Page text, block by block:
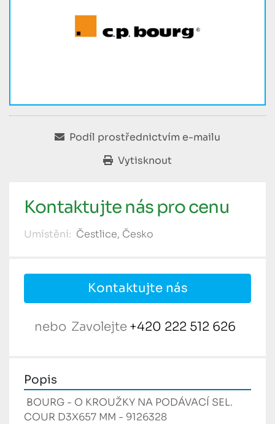
Podíl prostřednictvím e-mailu
Vytisknout
Kontaktujte nás pro cenu
Umístění: Čestlice, Česko
Kontaktujte nás
nebo Zavolejte +420 222 512 626
Popis
COUR D3X657 MM - 9126328